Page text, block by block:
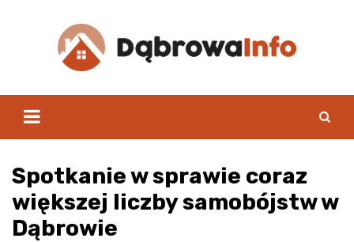
Spotkanie w sprawie coraz
większej liczby samobójstw w
Dąbrowie